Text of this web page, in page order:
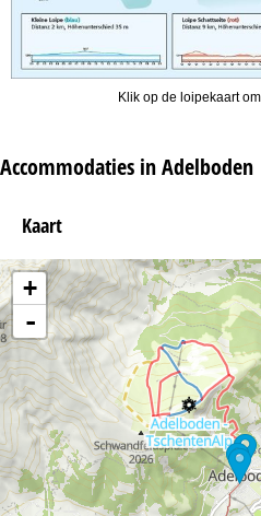
Klik op de loipekaart
Accommodaties in Adelboden
Kaart
+
-